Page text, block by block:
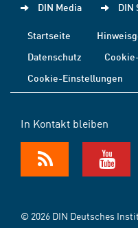
DIN Media DIN
Startseite
Datenschutz
Cookie-Einstellungen
In Kontakt bleiben
© 2026 DIN Deutsches